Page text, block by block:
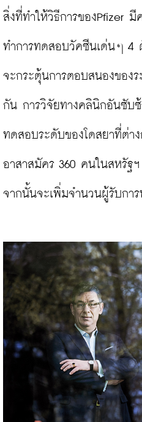
สิ่งที่ทำให้วิธีการของPfizer
ทำการทดสอบวัคซีนเด่นๆ 4
จะกระตุ้นการตอบสนองของ
กัน การวิจัยทางคลินิกอันซับซ้
ทดสอบระดับของโดสยาที่ต่า
อาสาสมัคร 360 คนในสหรัฐ
จากนั้นจะเพิ่มจำนวนผู้รับกา